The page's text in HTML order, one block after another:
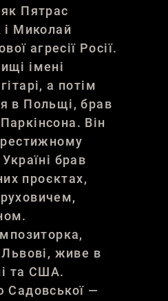
Пятрас
і Миколай
агресії Росії.
імені
а потім
в Польщі, брав
Він
брав
проєктах,
живе в
та США.
Садовської —